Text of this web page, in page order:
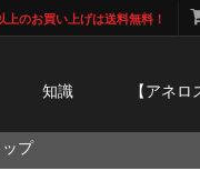
のお買い上げは送料無料！
知識 【アネ
プ